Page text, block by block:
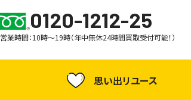
0120-1212-25
営業時間：10時～19時（年中無休24時間買取受付可能！）
思い出リユース